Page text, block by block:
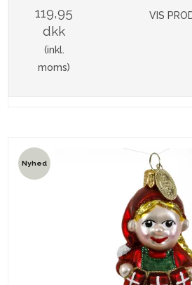
119,95
dkk
(inkl.
moms)
VIS
Nyhed